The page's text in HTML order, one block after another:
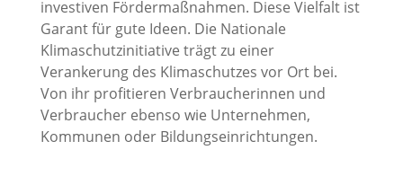
investiven Fördermaßnahmen. Diese Vielfalt ist
Garant für gute Ideen. Die Nationale
Klimaschutzinitiative trägt zu einer
Verankerung des Klimaschutzes vor Ort bei.
Von ihr profitieren Verbraucherinnen und
Verbraucher ebenso wie Unternehmen,
Kommunen oder Bildungseinrichtungen.